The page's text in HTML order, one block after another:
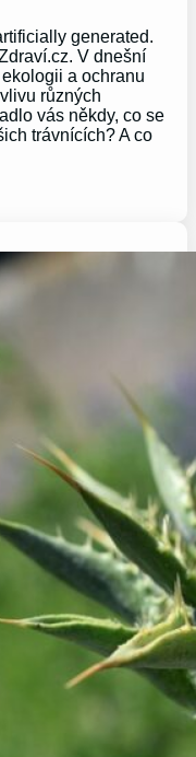
generated.
V dnešní
a ochranu
různých
vás někdy, co se
trávnících? A co